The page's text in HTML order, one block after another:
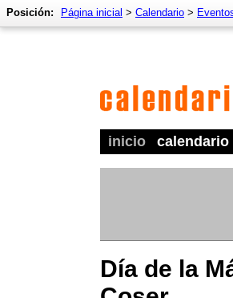
inicio calendario
Posición: Página inicial > Calendario >
Día de la